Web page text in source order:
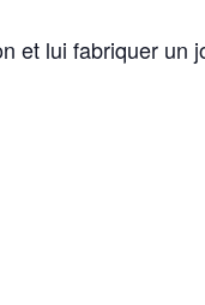
et lui fabriquer